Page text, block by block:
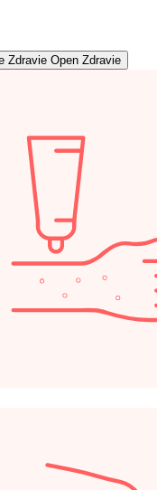
Zdravie Open Zdravie